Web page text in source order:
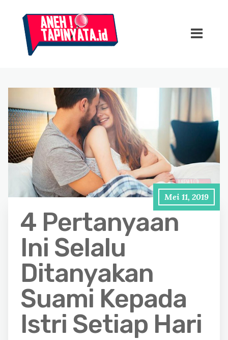
Mei 11, 2019
4 Pertanyaan
Ini Selalu
Ditanyakan
Suami Kepada
Istri Setiap Hari